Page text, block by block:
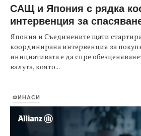
САЩ и Япония с рядка
интервенция за
Япония и Съединените щати
координирана интервенция за
инициативата е да спре
валута, която...
ФИНАСИ